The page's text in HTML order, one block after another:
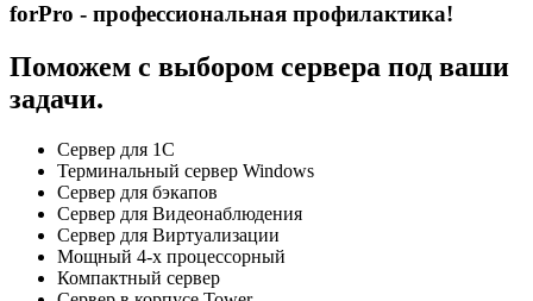
forPro - профессиональная профилактика!
Поможем с выбором сервера под ваши
задачи.
Сервер для 1С
Терминальный сервер Windows
Сервер для бэкапов
Сервер для Видеонаблюдения
Сервер для Виртуализации
Мощный 4-х процессорный
Компактный сервер